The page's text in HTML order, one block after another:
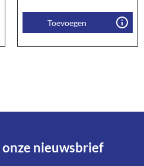
Toevoegen
nieuwsbrief​